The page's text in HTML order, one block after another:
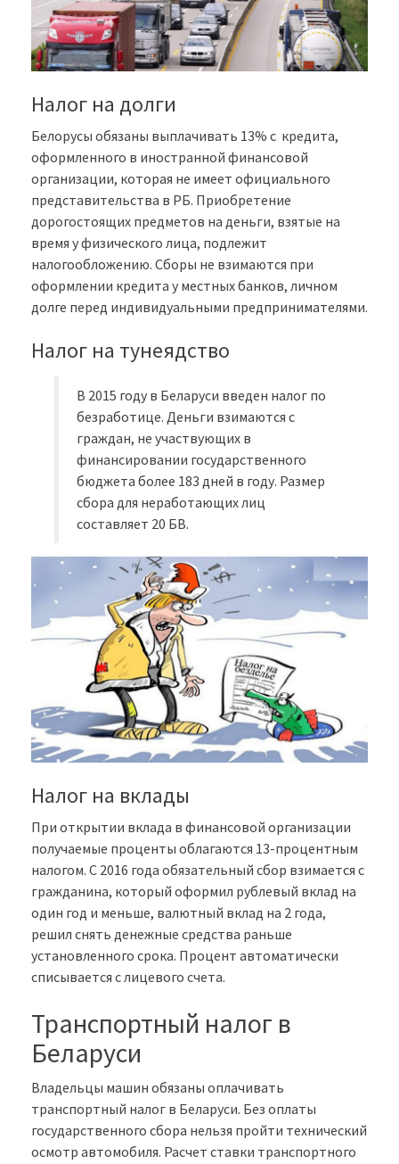
Налог на долги
Белорусы обязаны выплачивать 13% с кредита,
оформленного в иностранной финансовой
организации, которая не имеет официального
представительства в РБ. Приобретение
дорогостоящих предметов на деньги, взятые на
время у физического лица, подлежит
налогообложению. Сборы не взимаются при
оформлении кредита у местных банков, личном
долге перед индивидуальными предпринимателями.
Налог на тунеядство
В 2015 году в Беларуси введен налог по
безработице. Деньги взимаются с
граждан, не участвующих в
финансировании государственного
бюджета более 183 дней в году. Размер
сбора для неработающих лиц
составляет 20 БВ.
Налог на вклады
При открытии вклада в финансовой организации
получаемые проценты облагаются 13-процентным
налогом. С 2016 года обязательный сбор взимается с
гражданина, который оформил рублевый вклад на
один год и меньше, валютный вклад на 2 года,
решил снять денежные средства раньше
установленного срока. Процент автоматически
списывается с лицевого счета.
Транспортный налог в
Беларуси
Владельцы машин обязаны оплачивать
транспортный налог в Беларуси. Без оплаты
государственного сбора нельзя пройти технический
осмотр автомобиля. Расчет ставки транспортного